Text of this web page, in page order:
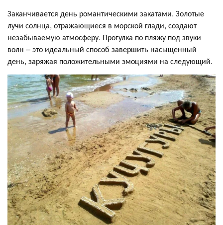
Заканчивается день романтическими закатами. Золотые
лучи солнца, отражающиеся в морской глади, создают
незабываемую атмосферу. Прогулка по пляжу под звуки
волн – это идеальный способ завершить насыщенный
день, заряжая положительными эмоциями на следующий.